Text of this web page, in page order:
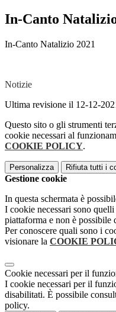
In-Canto
In-Canto Natalizio 2021
Notizie
Ultima revisione il 12-12-
Questo sito o gli strumenti
cookie necessari al
COOKIE POLICY.
Personalizza Rifiuta tutti i
Gestione cookie
In questa schermata è
I cookie necessari sono
piattaforma e non è possibile
Per conoscere quali sono i
visionare la COOKIE
Cookie necessari per il
I cookie necessari per il
disabilitati. È possibile
policy.